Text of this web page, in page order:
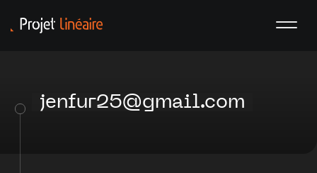
jenfur25@gmail.com